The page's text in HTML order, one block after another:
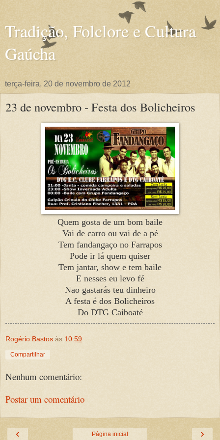
Tradição, Folclore e Cultura
Gaúcha
terça-feira, 20 de novembro de 2012
23 de novembro - Festa dos Bolicheiros
Quem gosta de um bom baile
Vai de carro ou vai de a pé
Tem fandangaço no Farrapos
Pode ir lá quem quiser
Tem jantar, show e tem baile
E nesses eu levo fé
Nao gastarás teu dinheiro
A festa é dos Bolicheiros
Do DTG Caiboaté
Rogério Bastos às 10:59
Compartilhar
Nenhum comentário:
Postar um comentário
‹ ›
Página inicial